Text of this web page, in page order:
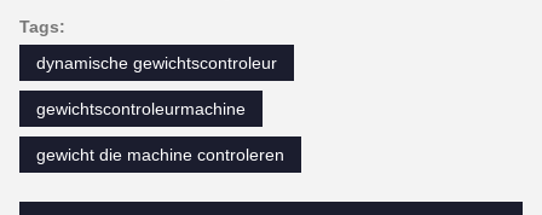
Tags:
dynamische gewichtscontroleur
gewichtscontroleurmachine
gewicht die machine controleren